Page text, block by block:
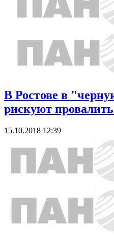
В Ростове в
рискуют
15.10.2018 12:39